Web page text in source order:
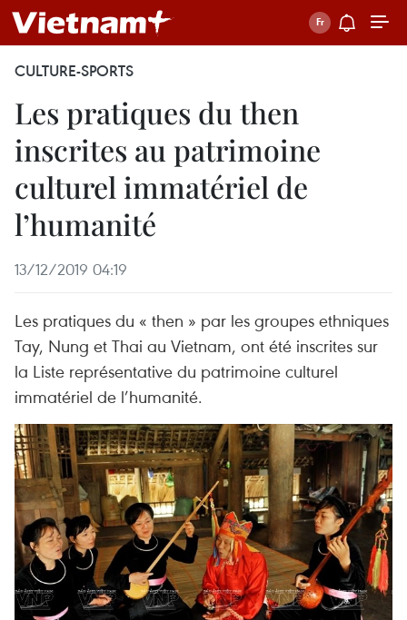
CULTURE-SPORTS
Les pratiques du then
inscrites au patrimoine
culturel immatériel de
l’humanité
13/12/2019 04:19
Les pratiques du « then » par les groupes ethniques
Tay, Nung et Thai au Vietnam, ont été inscrites sur
la Liste représentative du patrimoine culturel
immatériel de l’humanité.